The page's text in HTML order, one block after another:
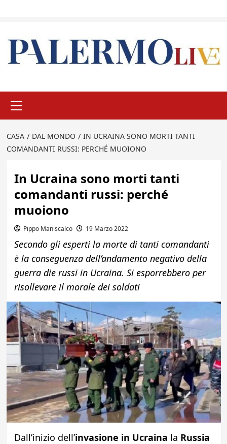
principale
CASA DAL MONDO
IN UCRAINA SONO MORTI TANTI
COMANDANTI RUSSI: PERCHÉ MUOIONO
In Ucraina sono morti tanti
comandanti russi: perché
muoiono
Pippo Maniscalco 19 Marzo 2022
Secondo gli esperti la morte di tanti comandanti
è la conseguenza dell’andamento negativo della
guerra die russi in Ucraina. Si esporrebbero per
risollevare il morale dei soldati
Dall’inizio dell’invasione in Ucraina la Russia